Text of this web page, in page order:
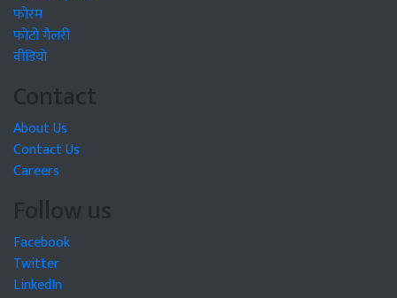
फोरम
फोटो गैलरी
वीडियो
Contact
About Us
Contact Us
Careers
Follow us
Facebook
Twitter
LinkedIn